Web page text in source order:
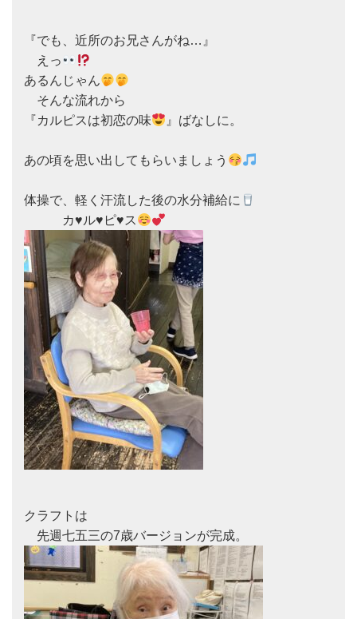
『でも、近所のお兄さんがね…』
えっ
あるんじゃん
そんな流れから
『カルピスは初恋の味
』ばなしに。
あの頃を思い出してもらいましょう
体操で、軽く汗流した後の水分補給に
カ♥️ル♥️ ピ♥️ス
クラフトは